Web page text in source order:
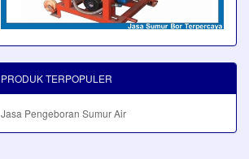
PRODUK TERPOPULER
Jasa Pengeboran Sumur Air